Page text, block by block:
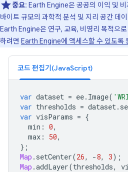
중요: Earth Engine은 공공의 이익 및
바이트 규모의 과학적 분석 및 지리 공간 데
Earth Engine은 연구, 교육, 비영리 목적으
하려면 Earth Engine에 액세스할 수 있도록
코드 편집기(JavaScript)
var dataset = ee. Image(
var thresholds = dataset.
var visParams = {
min : 0,
max : 50,
};
Map . setCenter(26, -8, 3);
Map .addLayer(thresholds,